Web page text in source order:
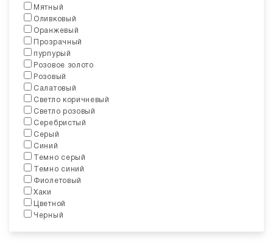
Мятный
Оливковый
Оранжевый
Прозрачный
пурпурый
Розовое золото
Розовый
Салатовый
Светло коричневый
Светло розовый
Серебристый
Серый
Синий
Темно серый
Темно синий
Фиолетовый
Хаки
Цветной
Черный